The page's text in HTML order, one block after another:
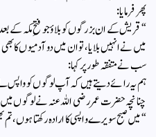
پھر فرمایا:
“قریش کے ان بزرگوں کو بلاؤ جو فتحِ مکہ
میں نے انہیں بلایا، تو ان میں دو آدمیوں کا
سب نے متفقہ طور پر کہا:
ہم یہ رائے دیتے ہیں کہ آپ لوگوں کو واپس
چنانچہ حضرت عمر رضی اللہ عنہ نے لوگوں میں
“میں صبح سویرے واپسی کا ارادہ رکھتا ہوں،